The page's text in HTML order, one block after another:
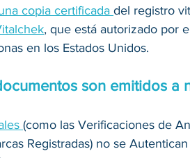
copia certificada del registro
, que está autorizado por
en los Estados Unidos.
son emitidos a
(como las Verificaciones de
Registradas) no se